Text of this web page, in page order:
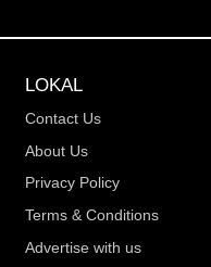
LOKAL
Contact Us
About Us
Privacy Policy
Terms & Conditions
Advertise with us